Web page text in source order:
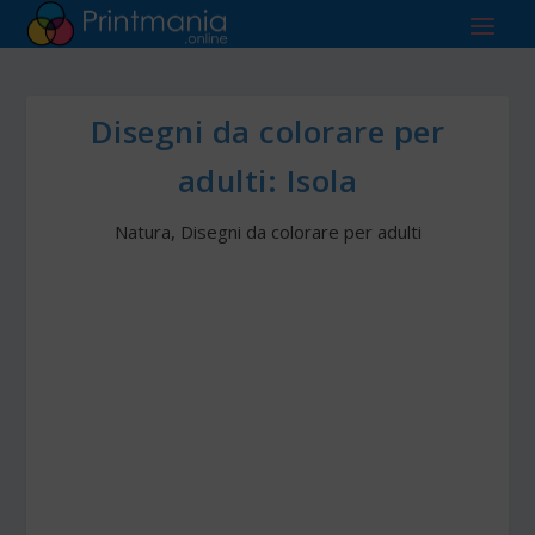
Disegni da colorare per
adulti: Isola
Natura, Disegni da colorare per adulti